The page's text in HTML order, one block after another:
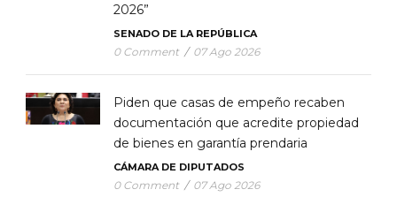
2026”
SENADO DE LA REPÚBLICA
0 Comment / 07 Ago 2026
Piden que casas de empeño recaben
documentación que acredite propiedad
de bienes en garantía prendaria
CÁMARA DE DIPUTADOS
0 Comment / 07 Ago 2026